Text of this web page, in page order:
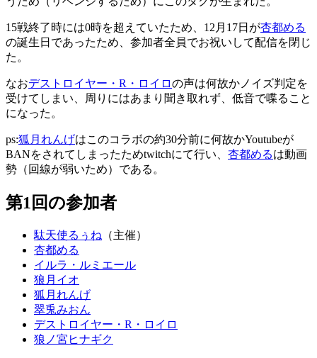
15戦終了時には0時を超えていたため、12月17日が杏都める
の誕生日であったため、参加者全員でお祝いして配信を閉じ
た。
なおデストロイヤー・R・ロイロの声は何故かノイズ判定を
受けてしまい、周りにはあまり聞き取れず、低音で喋ること
になった。
ps:狐月れんげはこのコラボの約30分前に何故かYoutubeが
BANをされてしまったためtwitchにて行い、 杏都めるは動画
勢（回線が弱いため）である。
第1回の参加者
駄天使るぅね （主催）
杏都める
イルラ・ルミエール
狼月イオ
狐月れんげ
翠兎みおん
デストロイヤー・R・ロイロ
狼ノ宮ヒナギク